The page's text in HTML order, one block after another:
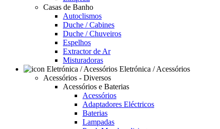
Casas de Banho
Autoclismos
Duche / Cabines
Duche / Chuveiros
Espelhos
Extractor de Ar
Misturadoras
Eletrónica / Acessórios
Acessórios - Diversos
Acessórios e Baterias
Acessórios
Adaptadores Eléctricos
Baterias
Lampadas